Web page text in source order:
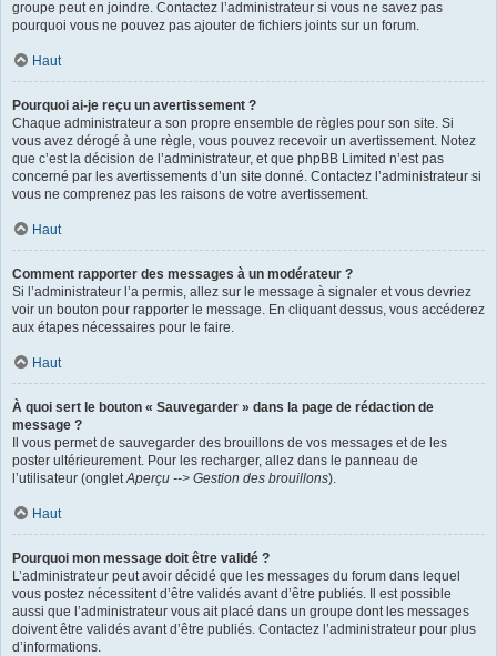
groupe peut en joindre. Contactez l’administrateur si vous ne savez pas
pourquoi vous ne pouvez pas ajouter de fichiers joints sur un forum.
Haut
Pourquoi ai-je reçu un avertissement ?
Chaque administrateur a son propre ensemble de règles pour son site. Si
vous avez dérogé à une règle, vous pouvez recevoir un avertissement. Notez
que c’est la décision de l’administrateur, et que phpBB Limited n’est pas
concerné par les avertissements d’un site donné. Contactez l’administrateur si
vous ne comprenez pas les raisons de votre avertissement.
Haut
Comment rapporter des messages à un modérateur ?
Si l’administrateur l’a permis, allez sur le message à signaler et vous devriez
voir un bouton pour rapporter le message. En cliquant dessus, vous accéderez
aux étapes nécessaires pour le faire.
Haut
À quoi sert le bouton « Sauvegarder » dans la page de rédaction de
message ?
Il vous permet de sauvegarder des brouillons de vos messages et de les
poster ultérieurement. Pour les recharger, allez dans le panneau de
l’utilisateur (ongletAperçu --> Gestion des brouillons).
Haut
Pourquoi mon message doit être validé ?
L’administrateur peut avoir décidé que les messages du forum dans lequel
vous postez nécessitent d’être validés avant d’être publiés. Il est possible
aussi que l’administrateur vous ait placé dans un groupe dont les messages
doivent être validés avant d’être publiés. Contactez l’administrateur pour plus
d’informations.